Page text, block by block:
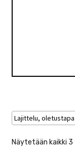
Näytetään kaikki